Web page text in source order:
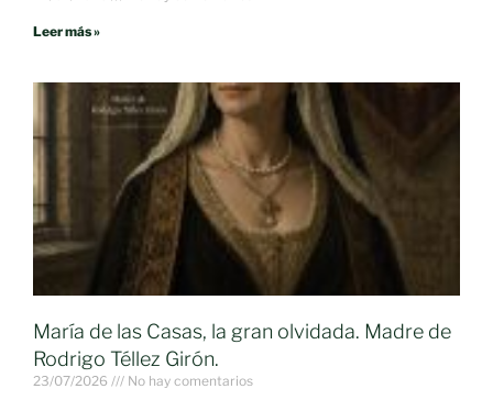
Leer más »
María de las Casas, la gran olvidada. Madre de
Rodrigo Téllez Girón.
23/07/2026 No hay comentarios